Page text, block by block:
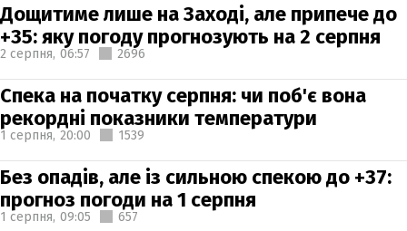
Дощитиме лише на Заході, але припече до
+35: яку погоду прогнозують на 2 серпня
2 серпня, 06:57 2696
Спека на початку серпня: чи поб'є вона
рекордні показники температури
1 серпня, 20:00 1539
Без опадів, але із сильною спекою до +37:
прогноз погоди на 1 серпня
1 серпня, 09:05 657